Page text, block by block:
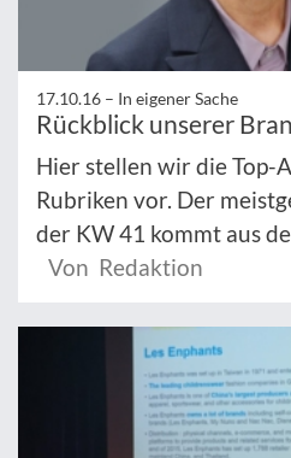
17.10.16 – In eigener Sache
Rückblick unserer
Hier stellen wir die Top-
Rubriken vor. Der
der KW 41 kommt aus
Von Redaktion